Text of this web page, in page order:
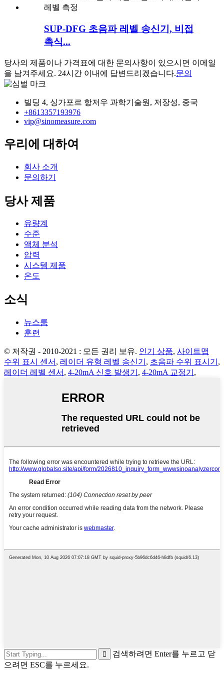
SUP-DFG 초음파 레벨 송신기, 비접
촉식...
당사의 제품이나 가격표에 대한 문의사항이 있으시면 이메일
을 남겨주세요. 24시간 이내에 답변드리겠습니다.문의
빌딩 4, 싱가포르 항저우 과학기술원, 저장성, 중국
+8613357193976
vip@sinomeasure.com
우리에 대하여
회사 소개
문의하기
당사 제품
유량계
수준
액체 분석
압력
시스템 제품
온도
소식
뉴스룸
훈련
© 저작권 - 2010-2021 : 모든 권리 보유. 인기 상품, 사이트맵
수위 표시 센서 , 레이더 유형 레벨 송신기 , 초음파 수위 표시기 ,
레이더 레벨 센서 , 4-20mA 신호 발생기 , 4-20mA 교정기 ,
검색하려면 Enter를 누르고 닫
으려면 ESC를 누르세요.